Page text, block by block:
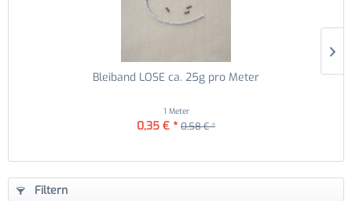
Bleiband LOSE ca. 25g pro Meter
1 Meter
0,35 € * 0,58 € *
Filtern